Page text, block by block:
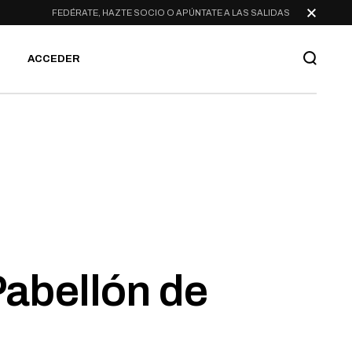
FEDÉRATE, HAZTE SOCIO O APÚNTATE A LAS SALIDAS
ACCEDER
de